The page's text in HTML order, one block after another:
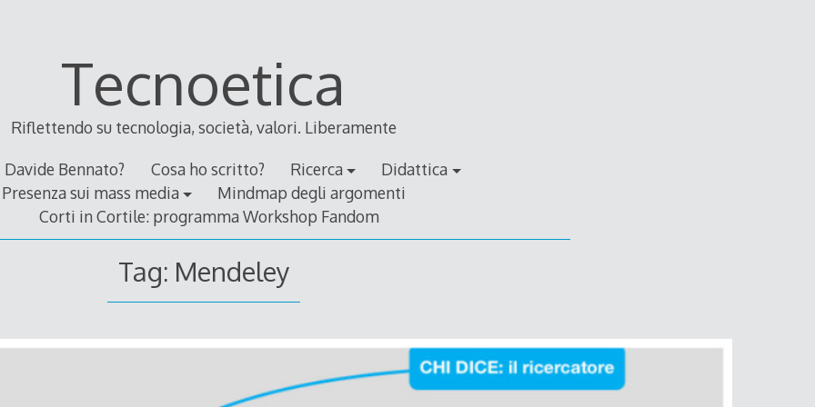
Tecnoetica
Riflettendo su tecnologia, società, valori. Liberamente
Davide Bennato? Cosa ho scritto? Ricerca
Didattica
Presenza sui mass media
Mindmap degli argomenti
Corti in Cortile: programma Workshop Fandom
Tag: Mendeley